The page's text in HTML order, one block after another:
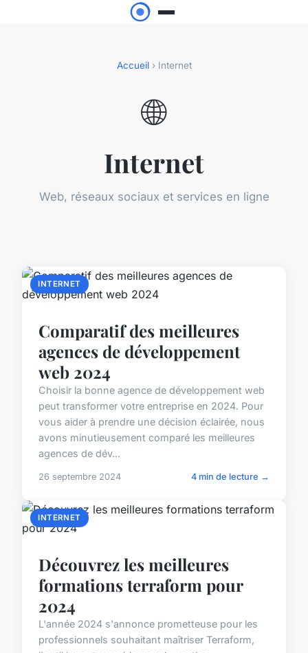
Accueil› Internet
🌐
Internet
Web, réseaux sociaux et services en ligne
INTERNET
Comparatif des meilleures
agences de développement
web 2024
Choisir la bonne agence de développement web
peut transformer votre entreprise en 2024. Pour
vous aider à prendre une décision éclairée, nous
avons minutieusement comparé les meilleures
agences de dév...
26 septembre 2024 4 min de lecture →
INTERNET
Découvrez les meilleures
formations terraform pour
2024
L'année 2024 s'annonce prometteuse pour les
professionnels souhaitant maîtriser Terraform,